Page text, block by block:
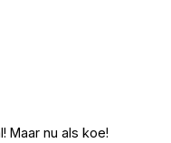
Maar nu als koe!